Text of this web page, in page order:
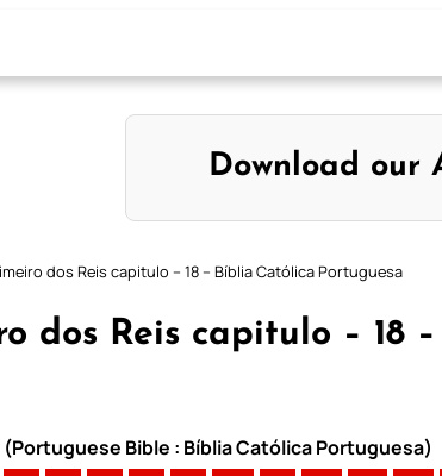
Download our
dos Reis capitulo – 18 – Bíblia Católica Portuguesa
dos Reis capitulo – 18
Bible : Bíblia Católica Portuguesa)